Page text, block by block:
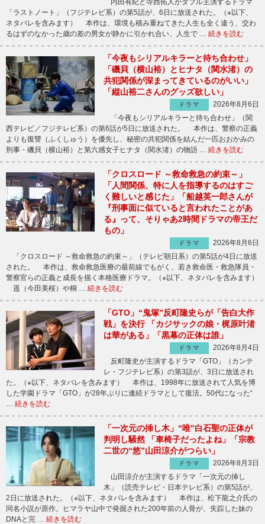
内田有紀と寺西拓人がダブル主演するドラマ
「ラストノート」（フジテレビ系）の第5話が、6日に放送された。（※以下、
ネタバレを含みます） 本作は、環境も積み重ねてきた人生も全く違う、交わ
るはずのなかった歳の差の男女が静かに引かれ合い、人生で … 続きを読む
「今夜もシリアルキラーと待ち合わせ」
「磯貝（横山裕）とヒナタ（関水渚）の
共犯関係が深まってきているのがいい」
「縦山裕二さんのグッズ欲しい」
ドラマ
2026年8月6日
「今夜もシリアルキラーと待ち合わせ」（関
西テレビ／フジテレビ系）の第6話が5日に放送された。 本作は、警察の正義
よりも復讐（ふくしゅう）を優先し、秘密の共犯関係を結んだ一匹おおかみの
刑事・磯貝（横山裕）と第六感女子ヒナタ（関水渚）の物語 … 続きを読む
「クロスロード ～救命救急の約束～」
「人間関係、特に人を指導するのはすご
く難しいと感じた」「船越英一郎さんが
『刑事面に似ていると言われたことがあ
る』って、そりゃあ2時間ドラマの帝王だ
もの」
ドラマ
2026年8月6日
「クロスロード ～救命救急の約束～」（テレビ朝日系）の第5話が4日に放送
された。 本作は、救命救急医療の最前線でもがく、若き救命医・救急隊員・
警察官らの正義と成長を描く本格医療ドラマ。（※以下、ネタバレを含みます）
遥（今田美桜）や桐 … 続きを読む
「GTO」“鬼塚”反町隆史らが「告白大作
戦」を決行 「カジサックの娘・梶原叶渚
は華がある」「黒幕の正体は誰」
ドラマ
2026年8月4日
反町隆史が主演するドラマ「GTO」（カンテ
レ・フジテレビ系）の第3話が、3日に放送され
た。（※以下、ネタバレを含みます） 本作は、1998年に放送されて人気を博
した学園ドラマ「GTO」が28年ぶりに連続ドラマとして復活。50代になった“
… 続きを読む
「一次元の挿し木」“唯”白石聖の正体が
判明し騒然 「車椅子だったよね」「宗教
二世の“悠”山田涼介がつらい」
ドラマ
2026年8月3日
山田涼介が主演するドラマ「一次元の挿し
木」（読売テレビ・日本テレビ系）の第5話が、
2日に放送された。（※以下、ネタバレを含みます） 本作は、松下龍之介氏の
同名小説が原作。ヒマラヤ山中で発掘された200年前の人骨が、失踪した妹の
DNAと完 … 続きを読む